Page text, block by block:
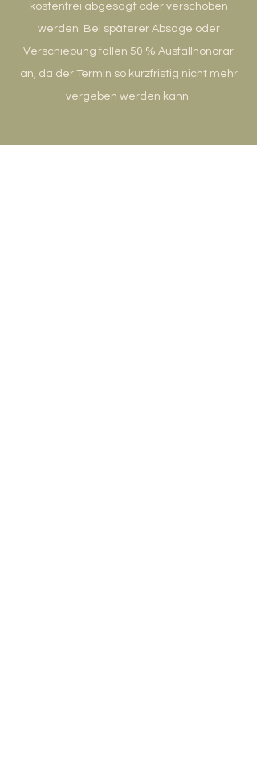
kostenfrei abgesagt oder verschoben
werden. Bei späterer Absage oder
Verschiebung fallen 50 % Ausfallhonorar
an, da der Termin so kurzfristig nicht mehr
vergeben werden kann.